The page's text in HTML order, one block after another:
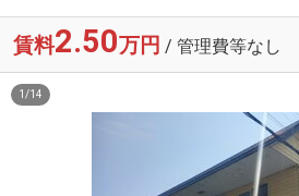
賃料2.50万円 / 管理費等なし
1 /14